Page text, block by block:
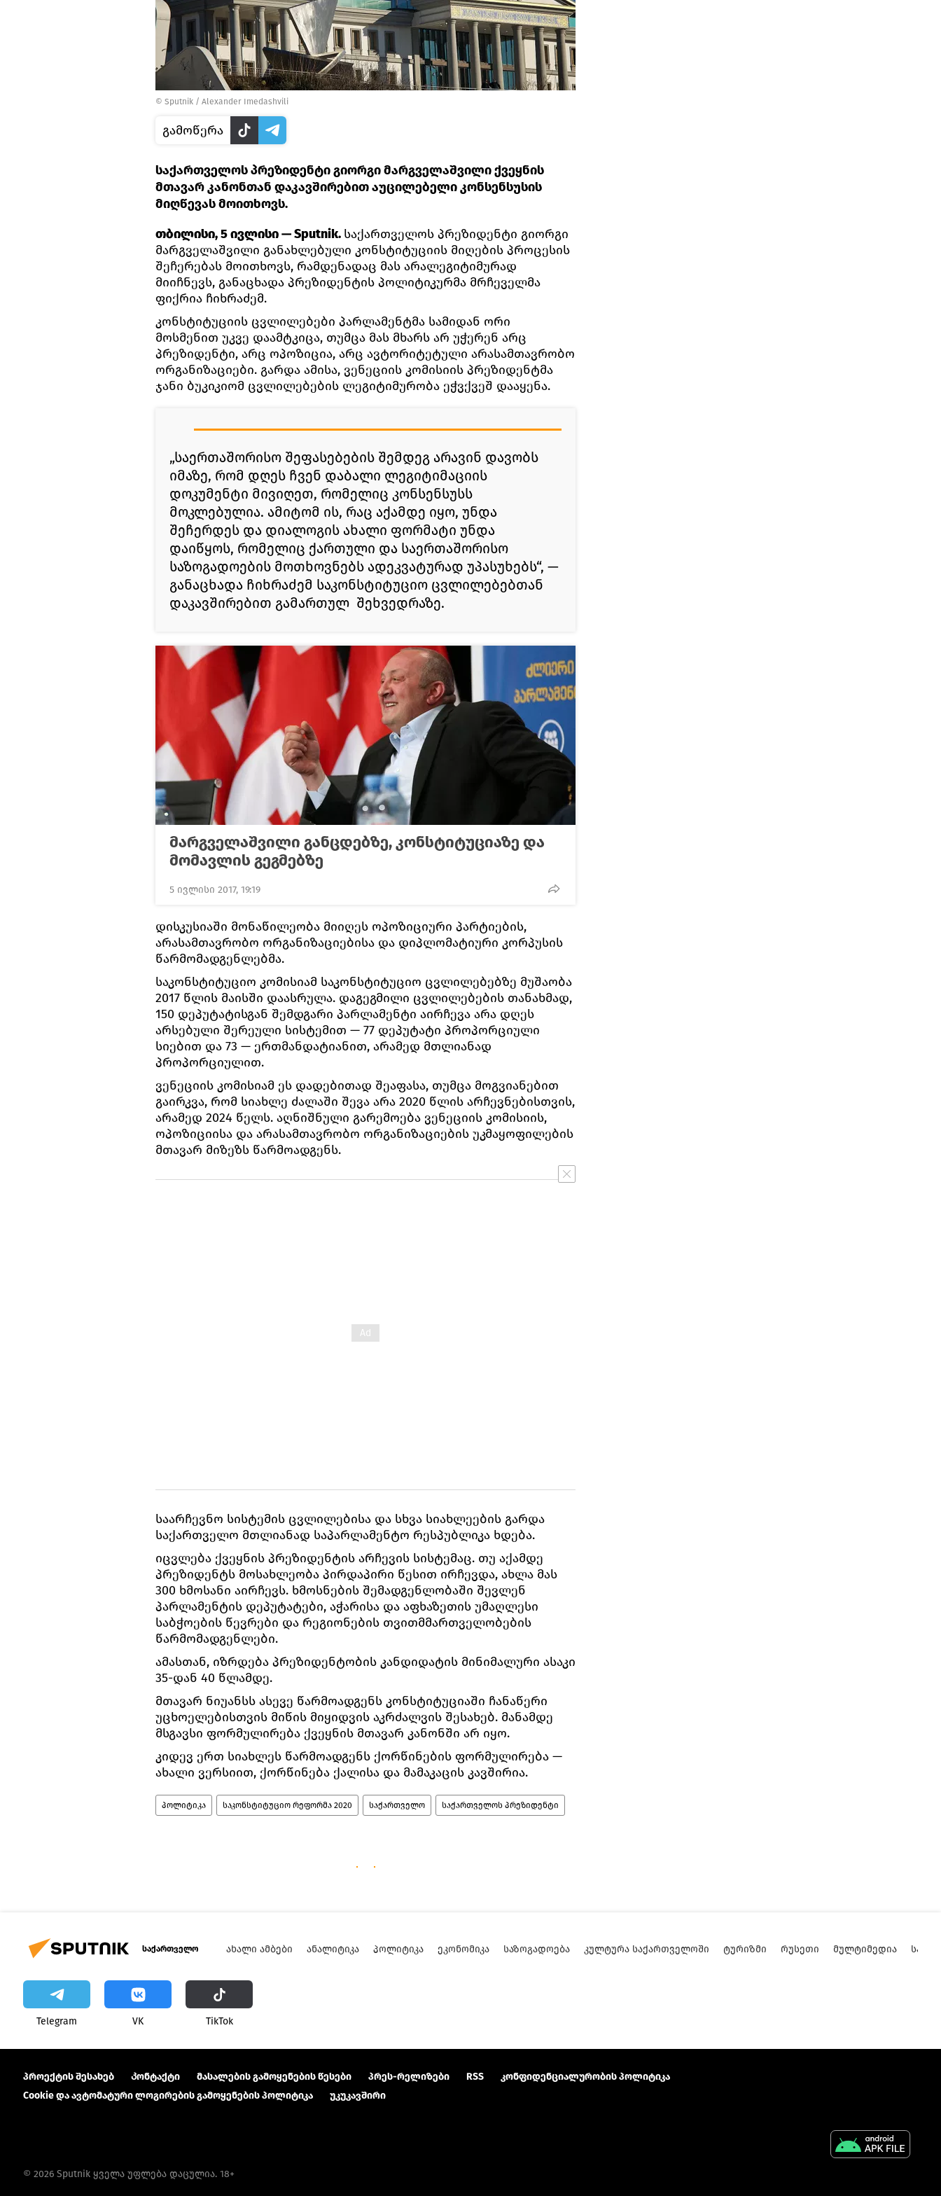
© Sputnik / Alexander Imedashvili
გამოწერა
საქართველოს პრეზიდენტი გიორგი მარგველაშვილი ქვეყნის
მთავარ კანონთან დაკავშირებით აუცილებელი კონსენსუსის
მიღწევას მოითხოვს.
თბილისი, 5 ივლისი — Sputnik. საქართველოს პრეზიდენტი გიორგი
მარგველაშვილი განახლებული კონსტიტუციის მიღების პროცესის
შეჩერებას მოითხოვს, რამდენადაც მას არალეგიტიმურად
მიიჩნევს, განაცხადა პრეზიდენტის პოლიტიკურმა მრჩეველმა
ფიქრია ჩიხრაძემ.
კონსტიტუციის ცვლილებები პარლამენტმა სამიდან ორი
მოსმენით უკვე დაამტკიცა, თუმცა მას მხარს არ უჭერენ არც
პრეზიდენტი, არც ოპოზიცია, არც ავტორიტეტული არასამთავრობო
ორგანიზაციები. გარდა ამისა, ვენეციის კომისიის პრეზიდენტმა
ჯანი ბუკიკიომ ცვლილებების ლეგიტიმურობა ეჭვქვეშ დააყენა.
„საერთაშორისო შეფასებების შემდეგ არავინ დავობს
იმაზე, რომ დღეს ჩვენ დაბალი ლეგიტიმაციის
დოკუმენტი მივიღეთ, რომელიც კონსენსუსს
მოკლებულია. ამიტომ ის, რაც აქამდე იყო, უნდა
შეჩერდეს და დიალოგის ახალი ფორმატი უნდა
დაიწყოს, რომელიც ქართული და საერთაშორისო
საზოგადოების მოთხოვნებს ადეკვატურად უპასუხებს“, —
განაცხადა ჩიხრაძემ საკონსტიტუციო ცვლილებებთან
დაკავშირებით გამართულ შეხვედრაზე.
მარგველაშვილი განცდებზე, კონსტიტუციაზე და
მომავლის გეგმებზე
5 ივლისი 2017, 19:19
დისკუსიაში მონაწილეობა მიიღეს ოპოზიციური პარტიების,
არასამთავრობო ორგანიზაციებისა და დიპლომატიური კორპუსის
წარმომადგენლებმა.
საკონსტიტუციო კომისიამ საკონსტიტუციო ცვლილებებზე მუშაობა
2017 წლის მაისში დაასრულა. დაგეგმილი ცვლილებების თანახმად,
150 დეპუტატისგან შემდგარი პარლამენტი აირჩევა არა დღეს
არსებული შერეული სისტემით — 77 დეპუტატი პროპორციული
სიებით და 73 — ერთმანდატიანით, არამედ მთლიანად
პროპორციულით.
ვენეციის კომისიამ ეს დადებითად შეაფასა, თუმცა მოგვიანებით
გაირკვა, რომ სიახლე ძალაში შევა არა 2020 წლის არჩევნებისთვის,
არამედ 2024 წელს. აღნიშნული გარემოება ვენეციის კომისიის,
ოპოზიციისა და არასამთავრობო ორგანიზაციების უკმაყოფილების
მთავარ მიზეზს წარმოადგენს.
საარჩევნო სისტემის ცვლილებისა და სხვა სიახლეების გარდა
საქართველო მთლიანად საპარლამენტო რესპუბლიკა ხდება.
იცვლება ქვეყნის პრეზიდენტის არჩევის სისტემაც. თუ აქამდე
პრეზიდენტს მოსახლეობა პირდაპირი წესით ირჩევდა, ახლა მას
300 ხმოსანი აირჩევს. ხმოსნების შემადგენლობაში შევლენ
პარლამენტის დეპუტატები, აჭარისა და აფხაზეთის უმაღლესი
საბჭოების წევრები და რეგიონების თვითმმართველობების
წარმომადგენლები.
ამასთან, იზრდება პრეზიდენტობის კანდიდატის მინიმალური ასაკი
35-დან 40 წლამდე.
მთავარ ნიუანსს ასევე წარმოადგენს კონსტიტუციაში ჩანაწერი
უცხოელებისთვის მიწის მიყიდვის აკრძალვის შესახებ. მანამდე
მსგავსი ფორმულირება ქვეყნის მთავარ კანონში არ იყო.
კიდევ ერთ სიახლეს წარმოადგენს ქორწინების ფორმულირება —
ახალი ვერსიით, ქორწინება ქალისა და მამაკაცის კავშირია.
პოლიტიკა საკონსტიტუციო რეფორმა 2020 საქართველო საქართველოს პრეზიდენტი
საქართველო ᲐᲮᲐᲚᲘ ᲐᲛᲑᲔᲑᲘ ᲐᲜᲐᲚᲘᲢᲘᲙᲐ ᲞᲝᲚᲘᲢᲘᲙᲐ ᲔᲙᲝᲜᲝᲛᲘᲙᲐ ᲡᲐᲖᲝᲒᲐᲓᲝᲔᲑᲐ ᲙᲣᲚᲢᲣᲠᲐ ᲡᲐᲥᲐᲠᲗᲕᲔᲚᲝᲨᲘ ᲢᲣᲠᲘᲖᲛᲘ ᲠᲣᲡᲔᲗᲘ ᲛᲣᲚᲢᲘᲛᲔᲓᲘᲐ
Telegram VK ТikТоk
პროექტის შესახებ Კონტაქტი მასალების გამოყენების წესები პრეს-რელიზები RSS
კონფიდენციალურობის პოლიტიკა
Cookie და ავტომატური ლოგირების გამოყენების პოლიტიკა
უკუკავშირი
© 2026 Sputnik ყველა უფლება დაცულია. 18+